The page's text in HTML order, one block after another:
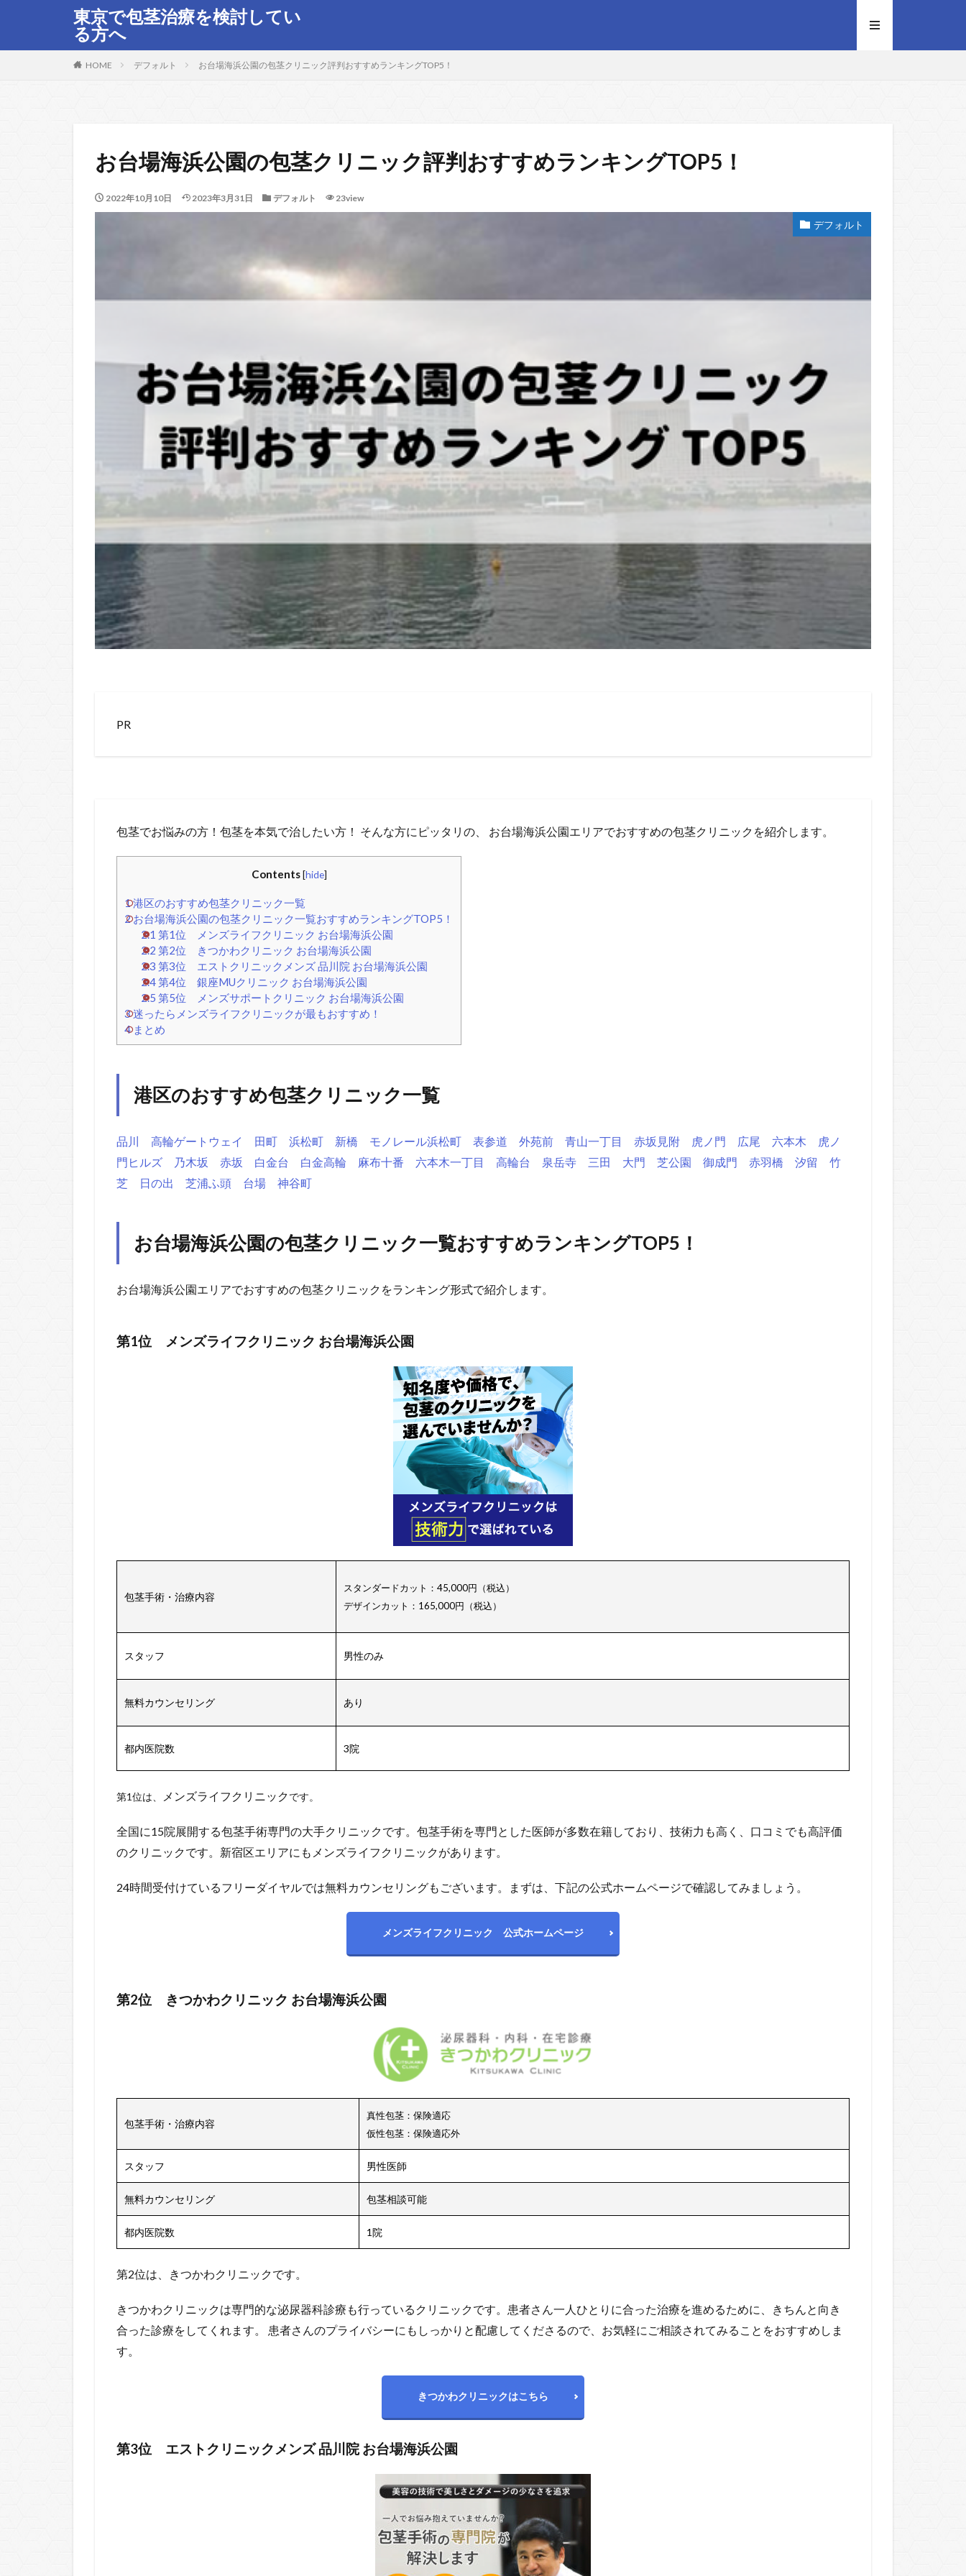
東京で包茎治療を検討してい
る方へ
HOME デフォルト お台場海浜公園の包茎クリニック評判おすすめランキングTOP5！
お台場海浜公園の包茎クリニック評判おすすめランキングTOP5！
2022年10月10日 2023年3月31日 デフォルト 23view
デフォルト
PR
包茎でお悩みの方！包茎を本気で治したい方！ そんな方にピッタリの、 お台場海浜公園エリアでおすすめの包茎クリニックを紹介します。
Contents [hide]
1港区のおすすめ包茎クリニック一覧
2お台場海浜公園の包茎クリニック一覧おすすめランキングTOP5！
2.1 第1位 メンズライフクリニック お台場海浜公園
2.2 第2位 きつかわクリニック お台場海浜公園
2.3 第3位 エストクリニックメンズ 品川院 お台場海浜公園
2.4第4位 銀座MUクリニック お台場海浜公園
2.5 第5位 メンズサポートクリニック お台場海浜公園
3迷ったらメンズライフクリニックが最もおすすめ！
4まとめ
港区のおすすめ包茎クリニック一覧
品川 高輪ゲートウェイ 田町 浜松町 新橋 モノレール浜松町 表参道 外苑前 青山一丁目 赤坂見附 虎ノ門 広尾 六本木
虎ノ
門ヒルズ
乃木坂 赤坂 白金台 白金高輪 麻布十番 六本木一丁目 高輪台 泉岳寺 三田 大門 芝公園 御成門 赤羽橋 汐留
竹
芝
日の出 芝浦ふ頭 台場 神谷町
お台場海浜公園の包茎クリニック一覧おすすめランキングTOP5！
お台場海浜公園エリアでおすすめの包茎クリニックをランキング形式で紹介します。
第1位 メンズライフクリニック お台場海浜公園
包茎手術・治療内容
スタンダードカット：45,000円（税込）
デザインカット：165,000円（税込）
スタッフ 男性のみ
無料カウンセリング あり
都内医院数 3院
第1位は、 メンズライフクリニックです。
全国に15院展開する包茎手術専門の大手クリニックです。包茎手術を専門とした医師が多数在籍しており、技術力も高く、口コミでも高評価
のクリニックです。新宿区エリアにもメンズライフクリニックがあります。
24時間受付けているフリーダイヤルでは無料カウンセリングもございます。まずは、下記の公式ホームページで確認してみましょう。
メンズライフクリニック 公式ホームページ
第2位 きつかわクリニック お台場海浜公園
包茎手術・治療内容
真性包茎：保険適応
仮性包茎：保険適応外
スタッフ 男性医師
無料カウンセリング 包茎相談可能
都内医院数 1院
第2位は、きつかわクリニックです。
きつかわクリニックは専門的な泌尿器科診療も行っているクリニックです。患者さん一人ひとりに合った治療を進めるために、きちんと向き
合った診療をしてくれます。 患者さんのプライバシーにもしっかりと配慮してくださるので、お気軽にご相談されてみることをおすすめしま
す。
きつかわクリニックはこちら
第3位 エストクリニックメンズ 品川院 お台場海浜公園